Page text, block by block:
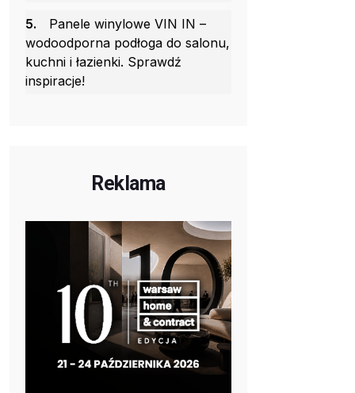
5.
Panele winylowe VIN IN –
wodoodporna podłoga do salonu,
kuchni i łazienki. Sprawdź
inspiracje!
Reklama